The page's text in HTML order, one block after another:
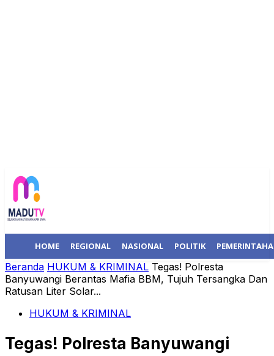
HOME REGIONAL NASIONAL POLITIK
Beranda HUKUM & KRIMINAL Tegas! Polresta
Banyuwangi Berantas Mafia BBM, Tujuh Tersangka Dan
Ratusan Liter Solar...
HUKUM & KRIMINAL
Tegas! Polresta Banyuwangi